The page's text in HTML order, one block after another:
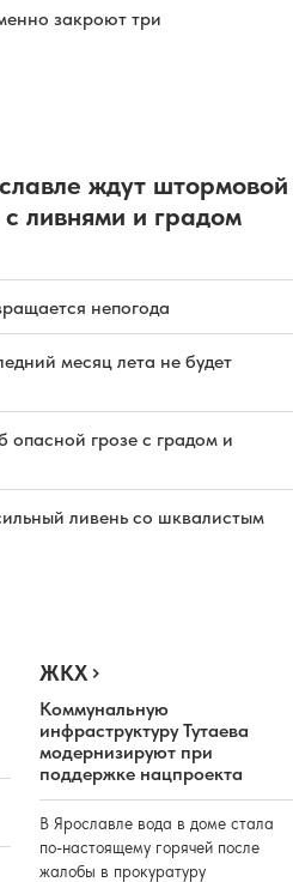
закроют три
ждут штормовой
с ливнями и градом
непогода
месяц лета не будет
опасной грозе с градом и
ливень со шквалистым
ЖКХ
Коммунальную
инфраструктуру Тутаева
модернизируют при
поддержке нацпроекта
В Ярославле вода в доме стала
по-настоящему горячей после
жалобы в прокуратуру